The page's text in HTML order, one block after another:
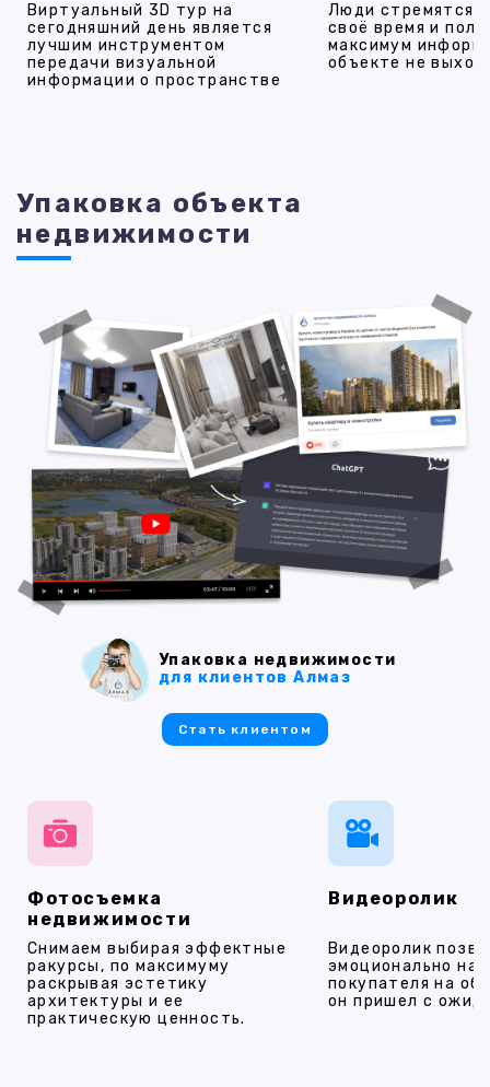
Виртуальный 3D тур на
сегодняшний день является
лучшим инструментом
передачи визуальной
информации о пространстве
Люди стремятся
своё время и
максимум
объекте не
Упаковка объекта
недвижимости
Фотосъемка
недвижимости
Снимаем выбирая эффектные
ракурсы, по максимуму
раскрывая эстетику
архитектуры и ее
практическую ценность.
Видеоролик
Видеоролик
эмоционально
покупателя на
он пришел с
Упаковка недвижимости
для клиентов Алмаз
Стать клиентом